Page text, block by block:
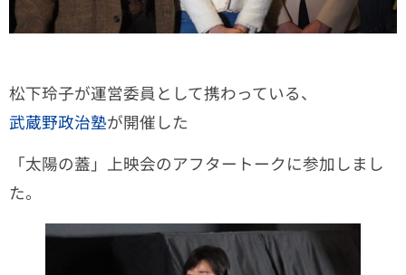
松下玲子が運営委員として携わっている、
武蔵野政治塾が開催した
「太陽の蓋」上映会のアフタートークに参加しまし
た。